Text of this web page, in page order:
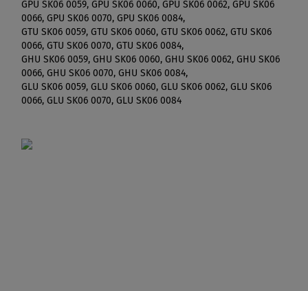
GPU SK06 0059, GPU SK06 0060, GPU SK06 0062, GPU SK06
0066, GPU SK06 0070, GPU SK06 0084,
GTU SK06 0059, GTU SK06 0060, GTU SK06 0062, GTU SK06
0066, GTU SK06 0070, GTU SK06 0084,
GHU SK06 0059, GHU SK06 0060, GHU SK06 0062, GHU SK06
0066, GHU SK06 0070, GHU SK06 0084,
GLU SK06 0059, GLU SK06 0060, GLU SK06 0062, GLU SK06
0066, GLU SK06 0070, GLU SK06 0084